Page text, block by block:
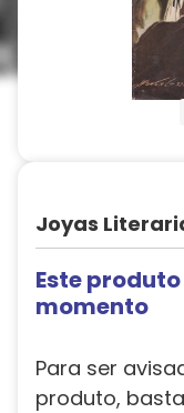
Joyas
Este
momento
Para ser
produto,